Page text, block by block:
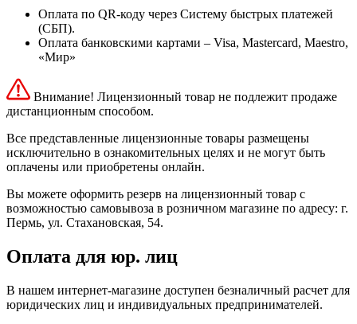
Оплата по QR-коду через Систему быстрых платежей
(СБП).
Оплата банковскими картами – Visa, Mastercard, Maestro,
«Мир»
Внимание! Лицензионный товар не подлежит продаже
дистанционным способом.
Все представленные лицензионные товары размещены
исключительно в ознакомительных целях и не могут быть
оплачены или приобретены онлайн.
Вы можете оформить резерв на лицензионный товар с
возможностью самовывоза в розничном магазине по адресу: г.
Пермь, ул. Стахановская, 54.
Оплата для юр. лиц
В нашем интернет-магазине доступен безналичный расчет для
юридических лиц и индивидуальных предпринимателей.